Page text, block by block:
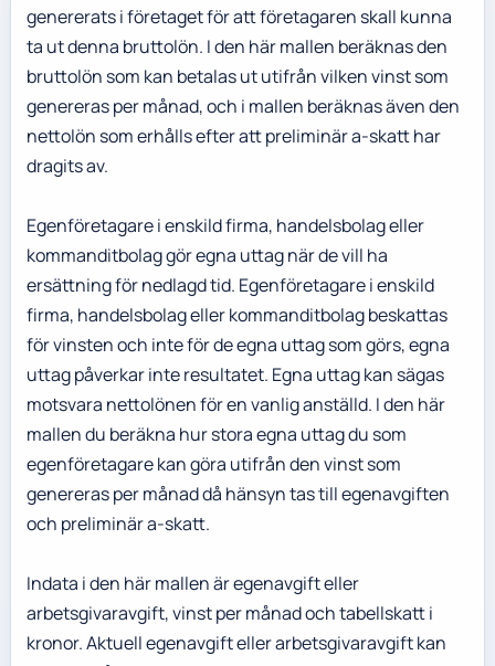
genererats i företaget för att företagaren skall kunna
ta ut denna bruttolön. I den här mallen beräknas den
bruttolön som kan betalas ut utifrån vilken vinst som
genereras per månad, och i mallen beräknas även den
nettolön som erhålls efter att preliminär a-skatt har
dragits av.
Egenföretagare i enskild firma, handelsbolag eller
kommanditbolag gör egna uttag när de vill ha
ersättning för nedlagd tid. Egenföretagare i enskild
firma, handelsbolag eller kommanditbolag beskattas
för vinsten och inte för de egna uttag som görs, egna
uttag påverkar inte resultatet. Egna uttag kan sägas
motsvara nettolönen för en vanlig anställd. I den här
mallen du beräkna hur stora egna uttag du som
egenföretagare kan göra utifrån den vinst som
genereras per månad då hänsyn tas till egenavgiften
och preliminär a-skatt.
Indata i den här mallen är egenavgift eller
arbetsgivaravgift, vinst per månad och tabellskatt i
kronor. Aktuell egenavgift eller arbetsgivaravgift kan